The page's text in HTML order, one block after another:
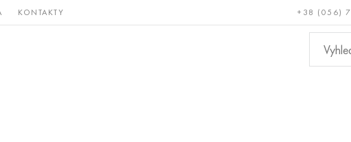
KONTAKTY +38 (056)
Vzácné a Bronz, měď,
kovy